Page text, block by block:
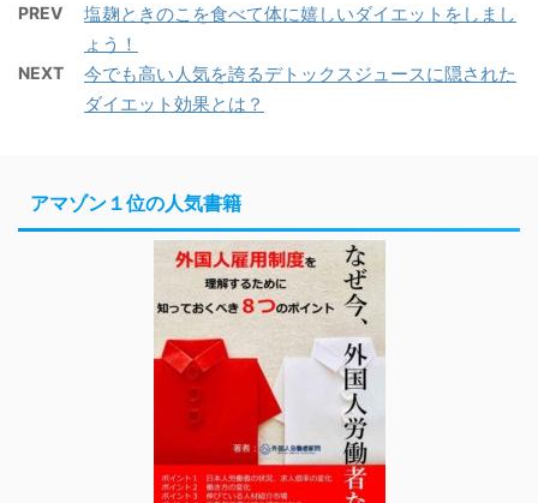
PREV
塩麹ときのこを食べて体に嬉しいダイエットをしまし
ょう！
NEXT
今でも高い人気を誇るデトックスジュースに隠された
ダイエット効果とは？
アマゾン１位の人気書籍